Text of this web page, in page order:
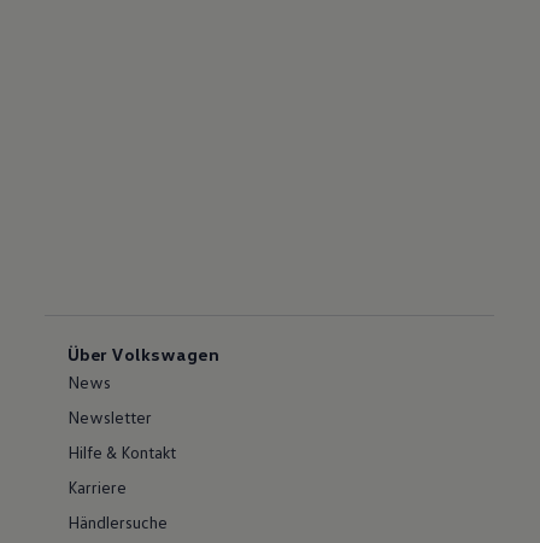
Über Volkswagen
News
Newsletter
Hilfe & Kontakt
Karriere
Händlersuche